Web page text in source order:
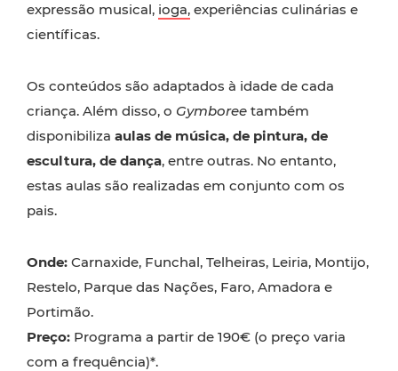
expressão musical, ioga, experiências culinárias e
científicas.
Os conteúdos são adaptados à idade de cada
criança. Além disso, o Gymboree também
disponibiliza aulas de música, de pintura, de
escultura, de dança, entre outras. No entanto,
estas aulas são realizadas em conjunto com os
pais.
Onde: Carnaxide, Funchal, Telheiras, Leiria, Montijo,
Restelo, Parque das Nações, Faro, Amadora e
Portimão.
Preço: Programa a partir de 190€ (o preço varia
com a frequência)*.